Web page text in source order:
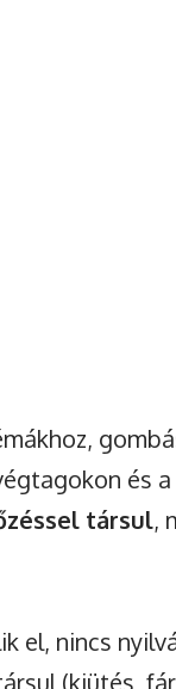
és
társul,
el, nincs
(kiütés,